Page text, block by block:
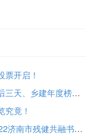
票开启！
牛初一乡村学报36期 | 第二届松阳大赛报名最后三天、乡建年度榜样大众投票进行中
竟！
【活动通知】学习二十大，奋发新征程——2022济南市残健共融书法美术作品展投票评选